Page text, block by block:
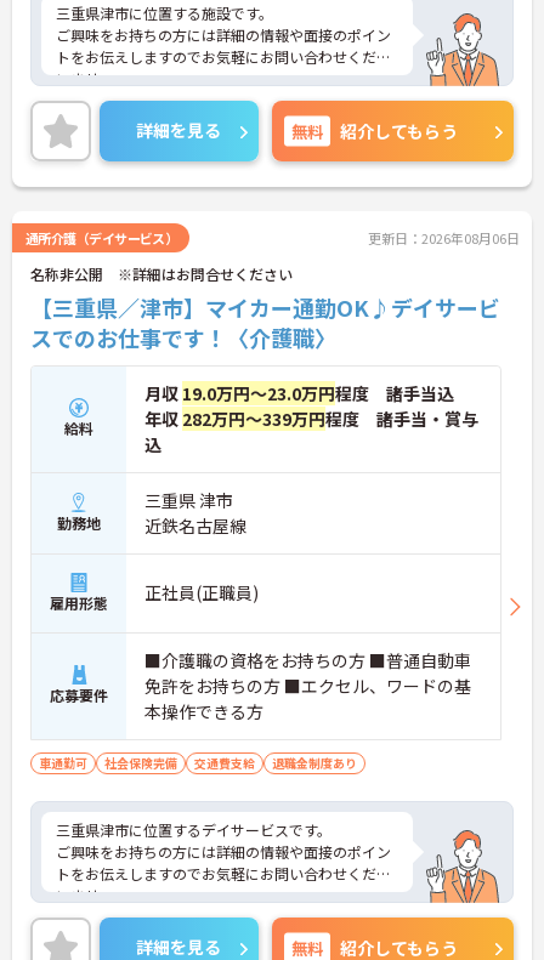
三重県津市に位置する施設です。
ご興味をお持ちの方には詳細の情報や面接のポイン
トをお伝えしますのでお気軽にお問い合わせくださ
いませ。
詳細を見る 無料 紹介してもらう
通所介護（デイサービス） 更新日：2026年08月06日
名称非公開 ※詳細はお問合せください
【三重県／津市】マイカー通勤OK♪デイサービ
スでのお仕事です！〈介護職〉
給料
月収 19.0万円～23.0万円程度 諸手当込
年収 282万円～339万円程度 諸手当・賞与
込
勤務地
三重県 津市
近鉄名古屋線
雇用形態 正社員(正職員)
応募要件
■介護職の資格をお持ちの方 ■普通自動車
免許をお持ちの方 ■エクセル、ワードの基
本操作できる方
車通勤可 社会保険完備 交通費支給 退職金制度あり
三重県津市に位置するデイサービスです。
ご興味をお持ちの方には詳細の情報や面接のポイン
トをお伝えしますのでお気軽にお問い合わせくださ
いませ。
詳細を見る 無料 紹介してもらう